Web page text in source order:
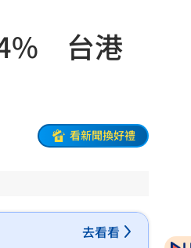
4% 台港
看新聞換好禮
去看看